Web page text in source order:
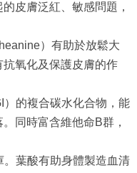
皮膚泛紅、敏感問題，
）有助於放鬆大
氧化及保護皮膚的作
）的複合碳水化合物，能
同時富含維他命B群，
。葉酸有助身體製造血清